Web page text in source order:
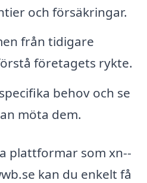
och försäkringar.
från tidigare
företagets rykte.
behov och se
möta dem.
plattformar som xn--
kan du enkelt få